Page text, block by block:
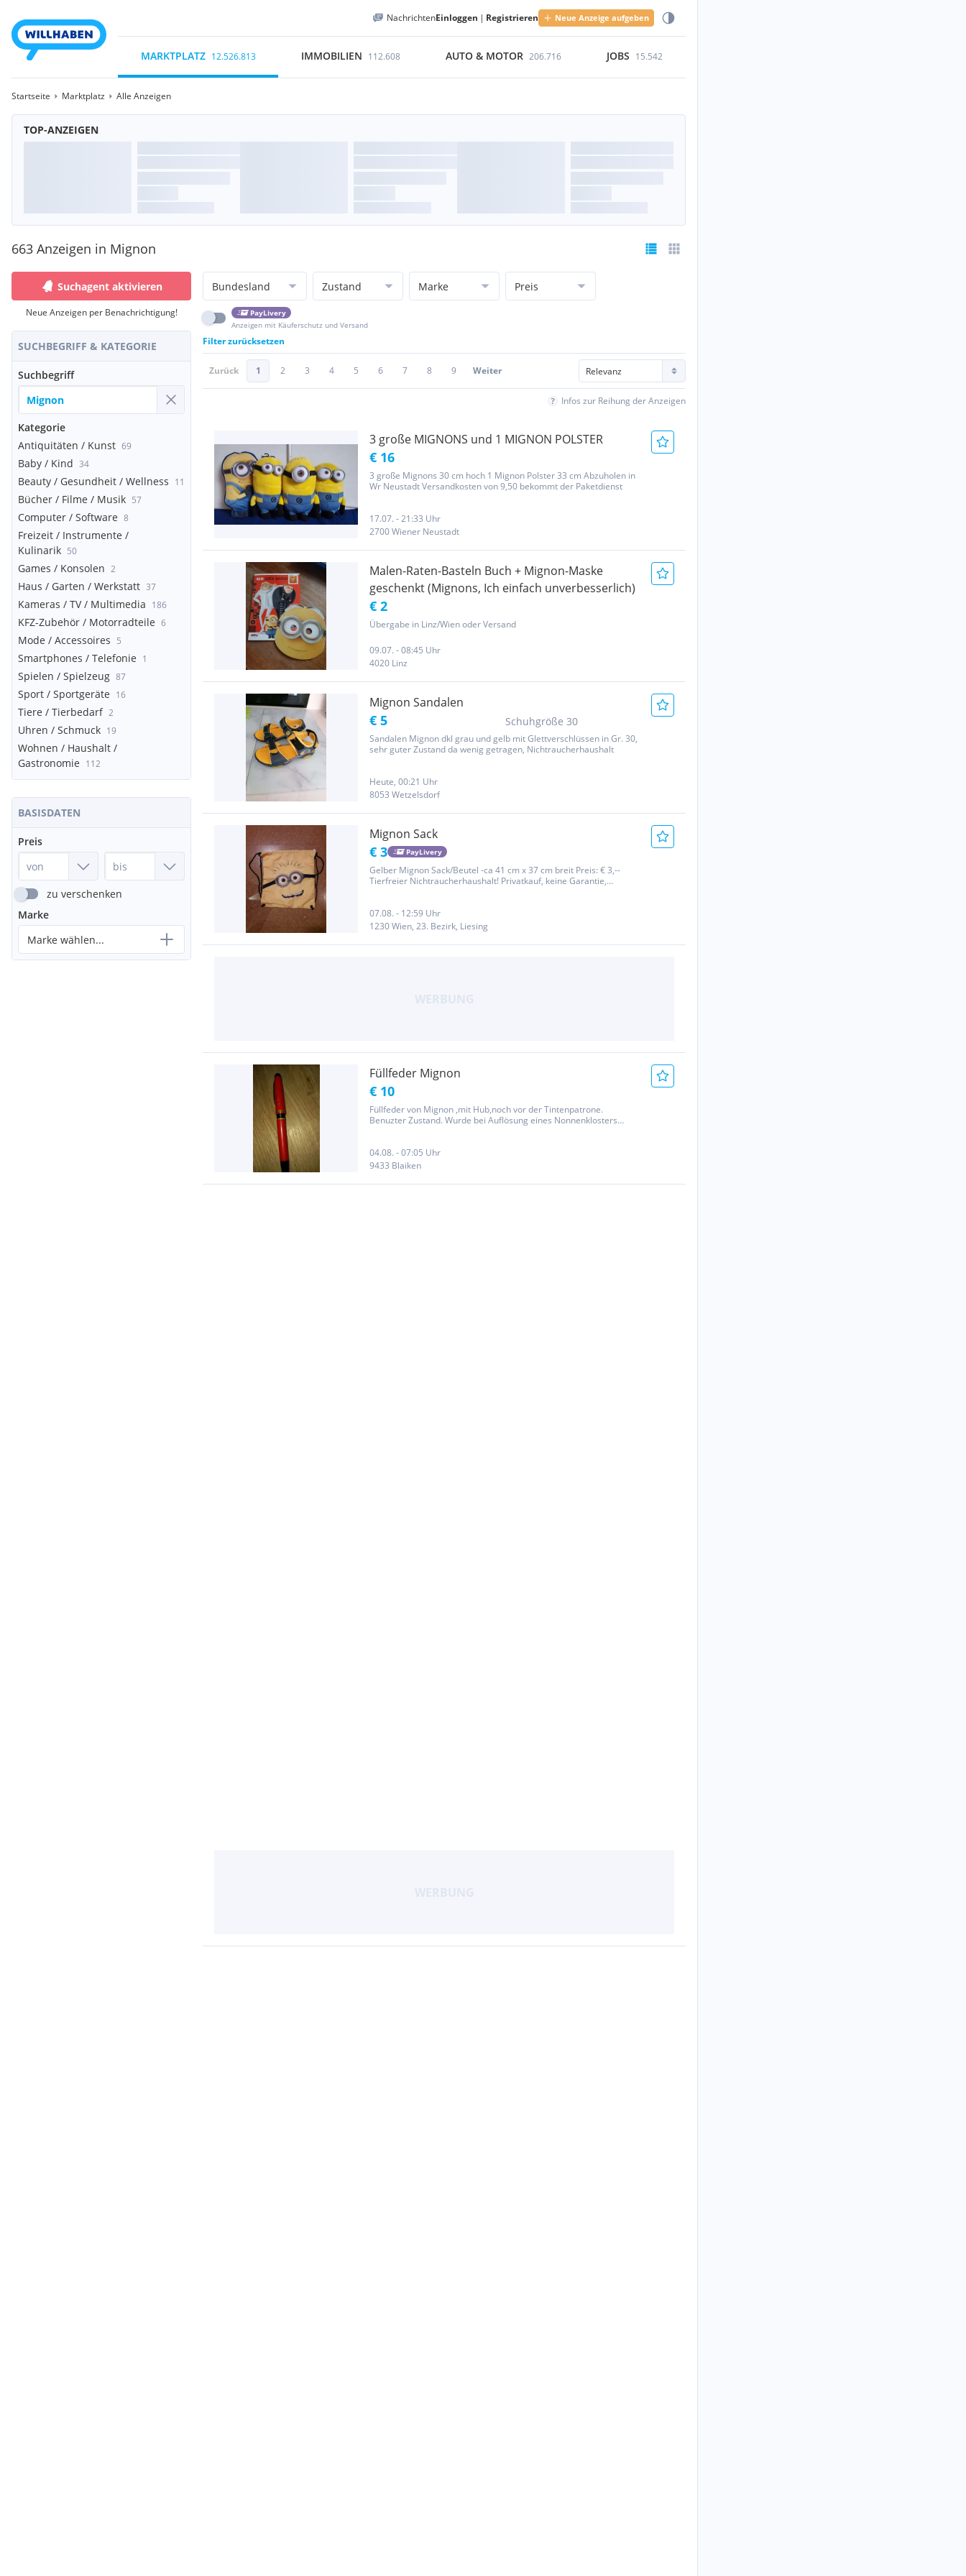
NachrichtenEinloggen | Registrieren Neue Anzeige aufgeben
MARKTPLATZ 12.526.813 IMMOBILIEN 112.608 AUTO & MOTOR 206.716 JOBS 15.542
Startseite Marktplatz Alle Anzeigen
TOP-ANZEIGEN
663 Anzeigen in Mignon
Suchagent aktivieren
Neue Anzeigen per Benachrichtigung!
SUCHBEGRIFF & KATEGORIE
Suchbegriff
Kategorie
Antiquitäten / Kunst 69
Baby / Kind 34
Beauty / Gesundheit / Wellness 11
Bücher / Filme / Musik 57
Computer / Software 8
Freizeit / Instrumente /
Kulinarik 50
Games / Konsolen 2
Haus / Garten / Werkstatt 37
Kameras / TV / Multimedia 186
KFZ-Zubehör / Motorradteile 6
Mode / Accessoires 5
Smartphones / Telefonie 1
Spielen / Spielzeug 87
Sport / Sportgeräte 16
Tiere / Tierbedarf 2
Uhren / Schmuck 19
Wohnen / Haushalt /
Gastronomie 112
BASISDATEN
Preis
zu verschenken
Marke
Marke wählen...
Bundesland Zustand Marke Preis
PayLivery
Anzeigen mit Käuferschutz und Versand
Filter zurücksetzen
Zurück 1 2 3 4 5 6 7 8 9 Weiter
Infos zur Reihung der Anzeigen
3 große MIGNONS und 1 MIGNON POLSTER
€ 16
3 große Mignons 30 cm hoch 1 Mignon Polster 33 cm Abzuholen in
Wr Neustadt Versandkosten von 9,50 bekommt der Paketdienst
17.07. - 21:33 Uhr
2700 Wiener Neustadt
Malen-Raten-Basteln Buch + Mignon-Maske
geschenkt (Mignons, Ich einfach unverbesserlich)
€ 2
Übergabe in Linz/Wien oder Versand
09.07. - 08:45 Uhr
4020 Linz
Mignon Sandalen
€ 5 Schuhgröße 30
Sandalen Mignon dkl grau und gelb mit Glettverschlüssen in Gr. 30,
sehr guter Zustand da wenig getragen, Nichtraucherhaushalt
Heute, 00:21 Uhr
8053 Wetzelsdorf
Mignon Sack
€ 3 PayLivery
Gelber Mignon Sack/Beutel -ca 41 cm x 37 cm breit Preis: € 3,--
Tierfreier Nichtraucherhaushalt! Privatkauf, keine Garantie,
07.08. - 12:59 Uhr
1230 Wien, 23. Bezirk, Liesing
Füllfeder Mignon
€ 10
Füllfeder von Mignon ,mit Hub,noch vor der Tintenpatrone.
Benuzter Zustand. Wurde bei Auflösung eines Nonnenklosters
04.08. - 07:05 Uhr
9433 Blaiken